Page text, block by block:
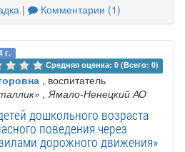
| Комментарии (1)
г.
Средняя оценка: 0 (Всего: 0)
, воспитатель
, Ямало-Ненецкий АО
дошкольного возраста
поведения через
дорожного движения»